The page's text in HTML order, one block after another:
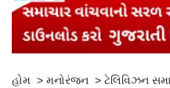
હોમ > મનોરંજન > ટેલિવિઝન